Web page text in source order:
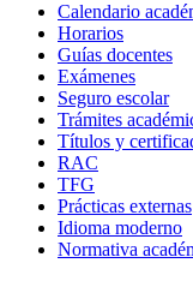
Calendario
Horarios
Guías docentes
Exámenes
Seguro escolar
Trámites
Títulos y
RAC
TFG
Prácticas externas
Idioma moderno
Normativa